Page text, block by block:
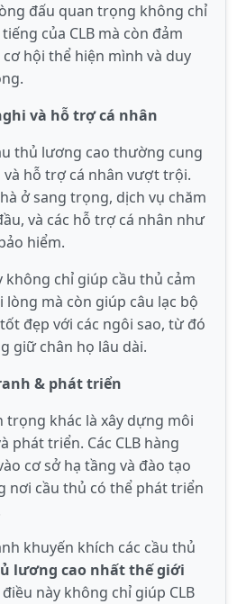
đấu quan trọng không chỉ
của CLB mà còn đảm
hội thể hiện mình và duy
và hỗ trợ cá nhân
thủ lương cao thường cung
hỗ trợ cá nhân vượt trội.
ở sang trọng, dịch vụ chăm
và các hỗ trợ cá nhân như
hiểm.
chỉ giúp cầu thủ cảm
lòng mà còn giúp câu lạc bộ
đẹp với các ngôi sao, từ đó
giữ chân họ lâu dài.
& phát triển
trọng khác là xây dựng môi
phát triển. Các CLB hàng
cơ sở hạ tầng và đào tạo
nơi cầu thủ có thể phát triển
khuyến khích các cầu thủ
lương cao nhất thế giới
này không chỉ giúp CLB